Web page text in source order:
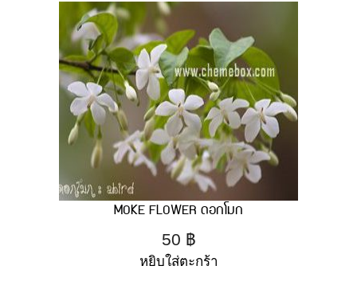
MOKE FLOWER ดอกโมก
50 ฿
หยิบใส่ตะกร้า